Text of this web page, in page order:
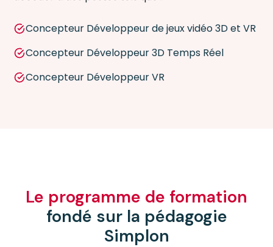
Concepteur Développeur de jeux vidéo 3D et VR
Concepteur Développeur 3D Temps Réel
Concepteur Développeur VR
Le programme de formation
fondé sur la pédagogie
Simplon